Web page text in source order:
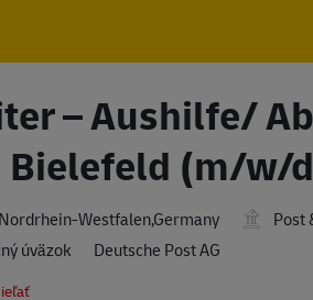
– Aushilfe/
Bielefeld (m/w/
Westfalen,Germany Post
úväzok Deutsche Post AG